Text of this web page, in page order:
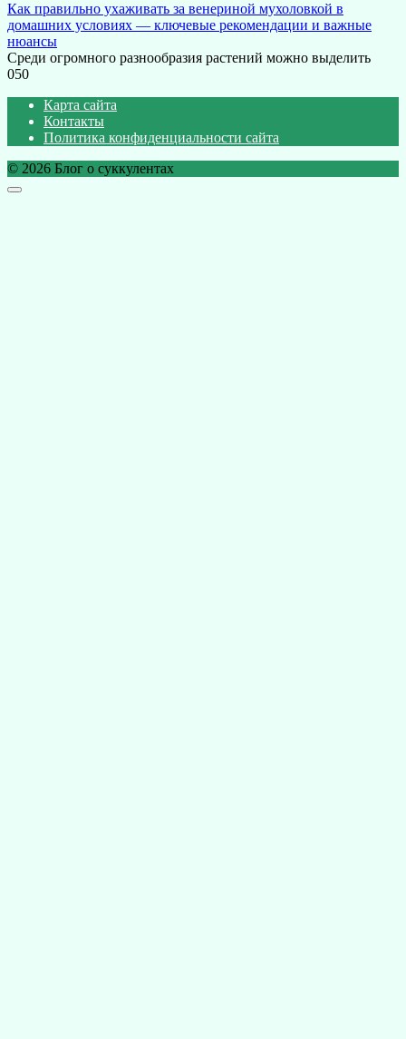
Как правильно ухаживать за венериной мухоловкой в
домашних условиях — ключевые рекомендации и важные
нюансы
Среди огромного разнообразия растений можно выделить
050
Карта сайта
Контакты
Политика конфиденциальности сайта
© 2026 Блог о суккулентах